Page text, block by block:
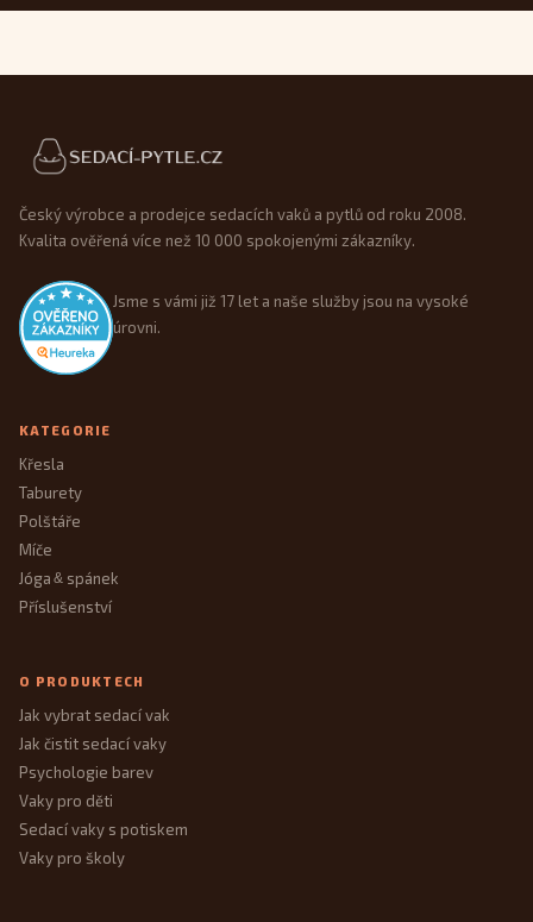
Patička webu
Český výrobce a prodejce sedacích vaků a pytlů od roku 2008.
Kvalita ověřená více než 10 000 spokojenými zákazníky.
Jsme s vámi již 17 let a naše služby jsou na vysoké
úrovni.
KATEGORIE
Křesla
Taburety
Polštáře
Míče
Jóga&spánek
Příslušenství
O PRODUKTECH
Jak vybrat sedací vak
Jak čistit sedací vaky
Psychologie barev
Vaky pro děti
Sedací vaky s potiskem
Vaky pro školy